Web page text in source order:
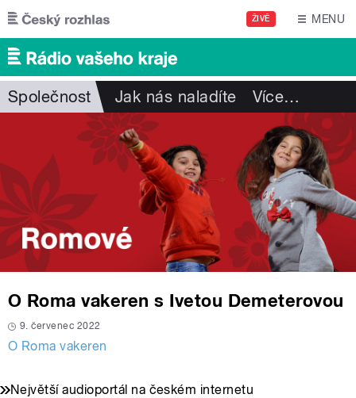
Přejít k hlavnímu obsahu
ŽIVĚ MENU
Společnost Jak nás naladíte Více…
O Roma vakeren s Ivetou Demeterovou
9. červenec 2022
O Roma vakeren
Největší audioportál na českém internetu